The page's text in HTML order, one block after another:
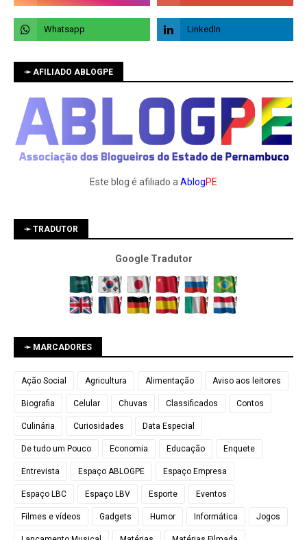
➛ AFILIADO ABLOGPE
Este blog é afiliado a AblogPE
➛ TRADUTOR
Google Tradutor
➛ MARCADORES
Ação Social Agricultura Alimentação Aviso aos leitores
Biografia Celular Chuvas Classificados Contos
Culinária Curiosidades Data Especial
De tudo um Pouco Economia Educação Enquete
Entrevista Espaço ABLOGPE Espaço Empresa
Espaço LBC Espaço LBV Esporte Eventos
Filmes e vídeos Gadgets Humor Informática Jogos